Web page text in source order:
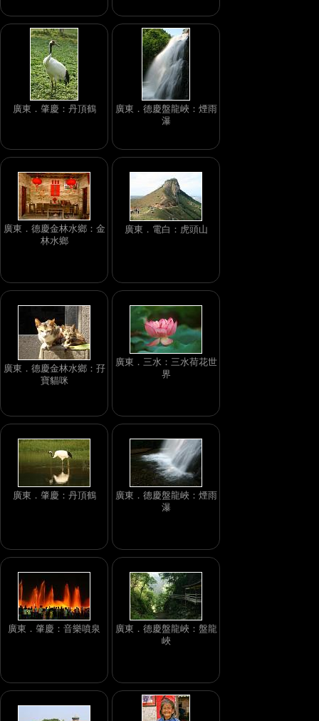
廣東．肇慶：丹頂鶴
廣東．德慶盤龍峽：煙雨
瀑
廣東．德慶金林水鄉：金
林水鄉
廣東．電白：虎頭山
廣東．德慶金林水鄉：孖
寶貓咪
廣東．三水：三水荷花世
界
廣東．肇慶：丹頂鶴
廣東．德慶盤龍峽：煙雨
瀑
廣東．肇慶：音樂噴泉
廣東．德慶盤龍峽：盤龍
峽